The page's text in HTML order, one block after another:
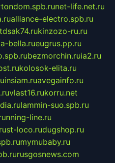
net-life.net.ru
alliance-electro.spb.ru
tdsak74.rukinzozo-ru.ru
bella.rueugrus.pp.ru
bezmorchin.ruia2.ru
kolosok-elita.ru
insiam.ruavegainfo.ru
vlast16.rukorru.net
lammin-suo.spb.ru
line.ru
rust-loco.rudugshop.ru
mymubaby.ru
rusgosnews.com